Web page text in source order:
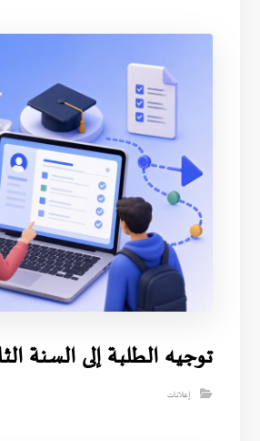
توجيه الطلبة إلى السنة
إعلانات